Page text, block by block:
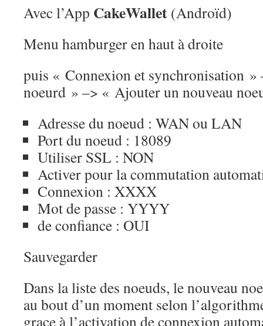
Avec l’App CakeWallet (Androïd)
Menu hamburger en haut à droite
puis « Connexion et synchronisation »
noeurd » –> « Ajouter un nouveau
Adresse du noeud : WAN ou LAN
Port du noeud : 18089
Utiliser SSL : NON
Activer pour la commutation
Connexion : XXXX
Mot de passe : YYYY
de confiance : OUI
Sauvegarder
Dans la liste des noeuds, le nouveau
au bout d’un moment selon
grace à l’activation de connexion